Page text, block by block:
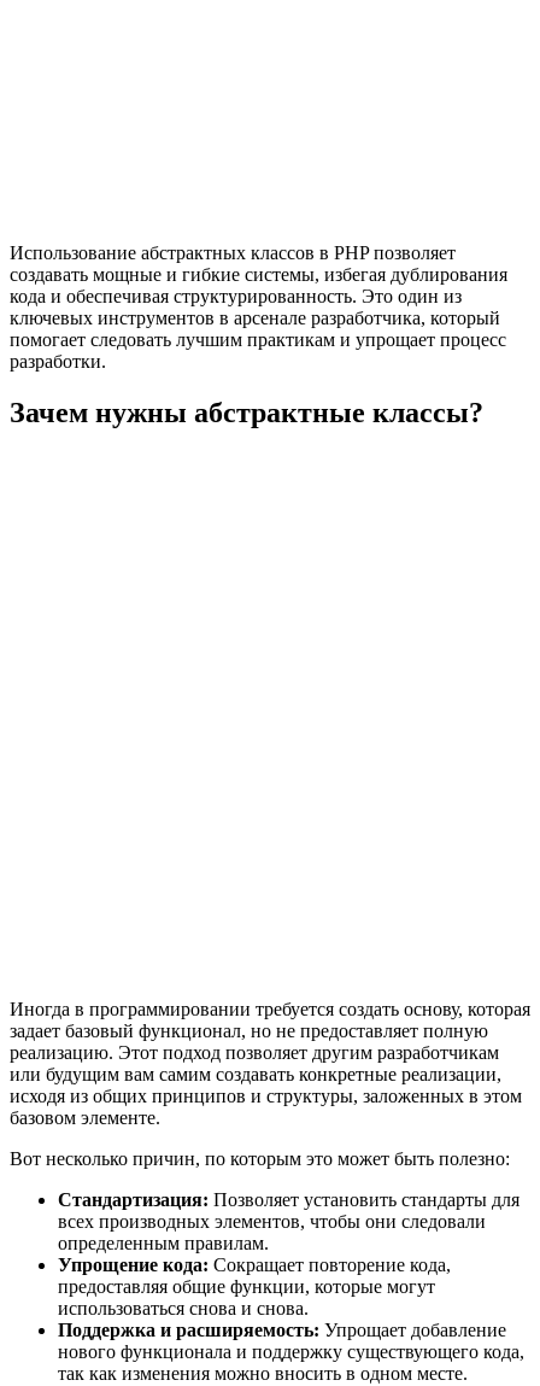
Использование абстрактных классов в PHP позволяет
создавать мощные и гибкие системы, избегая дублирования
кода и обеспечивая структурированность. Это один из
ключевых инструментов в арсенале разработчика, который
помогает следовать лучшим практикам и упрощает процесс
разработки.
Зачем нужны абстрактные классы?
Иногда в программировании требуется создать основу, которая
задает базовый функционал, но не предоставляет полную
реализацию. Этот подход позволяет другим разработчикам
или будущим вам самим создавать конкретные реализации,
исходя из общих принципов и структуры, заложенных в этом
базовом элементе.
Вот несколько причин, по которым это может быть полезно:
Стандартизация: Позволяет установить стандарты для
всех производных элементов, чтобы они следовали
определенным правилам.
Упрощение кода: Сокращает повторение кода,
предоставляя общие функции, которые могут
использоваться снова и снова.
Поддержка и расширяемость: Упрощает добавление
нового функционала и поддержку существующего кода,
так как изменения можно вносить в одном месте.